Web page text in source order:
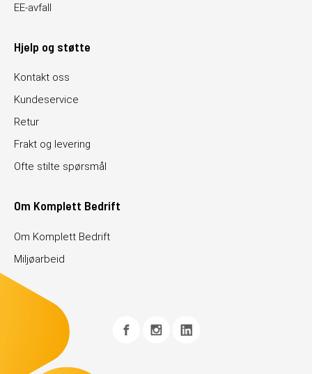
EE-avfall
Hjelp og støtte
Kontakt oss
Kundeservice
Retur
Frakt og levering
Ofte stilte spørsmål
Om Komplett Bedrift
Om Komplett Bedrift
Miljøarbeid